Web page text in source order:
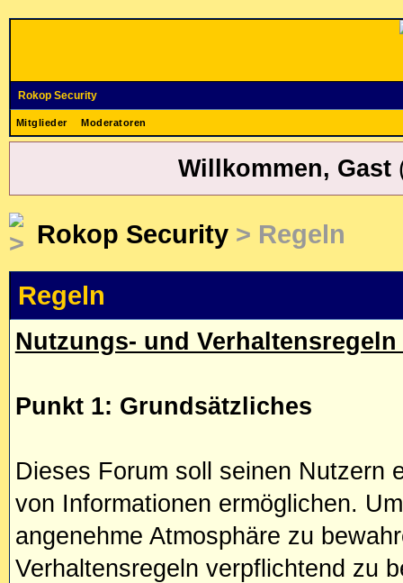
Rokop Security
Mitglieder Moderatoren
Willkommen, Gast
Rokop Security> Regeln
Regeln
Nutzungs- und
Punkt 1: Grundsätzliches
Dieses Forum soll seinen Nutzern
von Informationen ermöglichen.
angenehme Atmosphäre zu
Verhaltensregeln verpflichtend zu